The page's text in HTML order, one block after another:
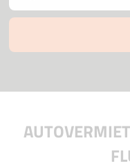
Fahrzeug an einem
Datum und Uhrzeit der